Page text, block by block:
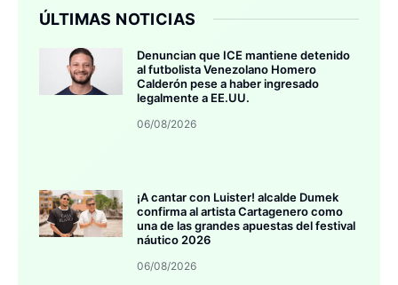
ÚLTIMAS NOTICIAS
Denuncian que ICE mantiene detenido
al futbolista Venezolano Homero
Calderón pese a haber ingresado
legalmente a EE.UU.
06/08/2026
¡A cantar con Luister! alcalde Dumek
confirma al artista Cartagenero como
una de las grandes apuestas del festival
náutico 2026
06/08/2026